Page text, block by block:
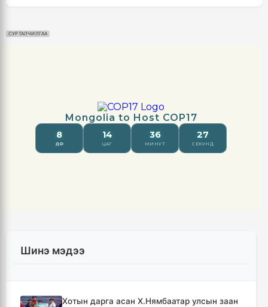
СУРТАЛЧИЛГАА
Шинэ мэдээ
Хотын дарга асан Х.Нямбаатар улсын заан